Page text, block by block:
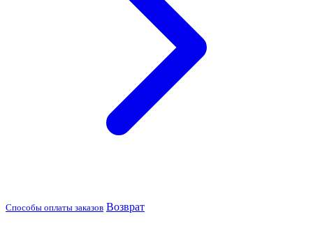
Способы оплаты заказов Возврат